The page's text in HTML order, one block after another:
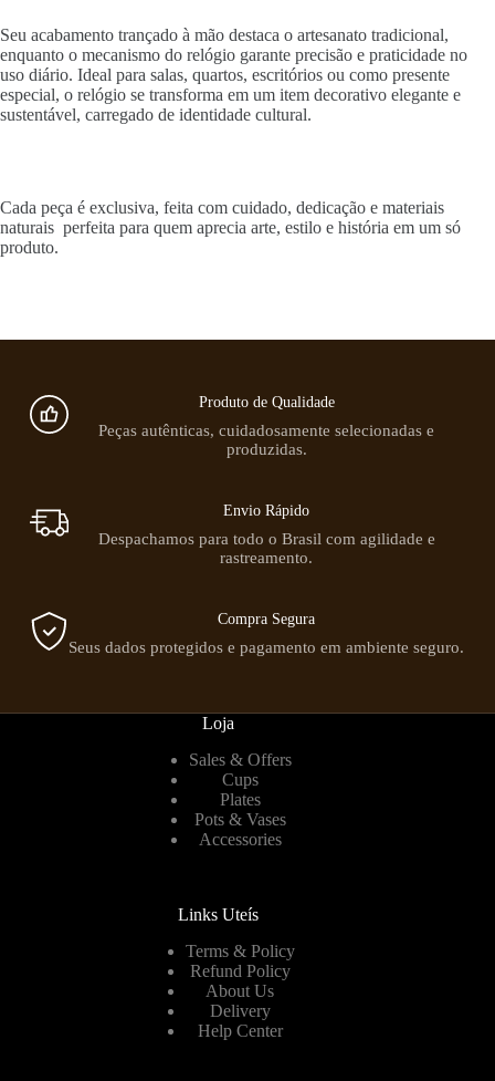
Seu acabamento trançado à mão destaca o artesanato tradicional,
enquanto o mecanismo do relógio garante precisão e praticidade no
uso diário. Ideal para salas, quartos, escritórios ou como presente
especial, o relógio se transforma em um item decorativo elegante e
sustentável, carregado de identidade cultural.
Cada peça é exclusiva, feita com cuidado, dedicação e materiais
naturais perfeita para quem aprecia arte, estilo e história em um só
produto.
Produto de Qualidade
Peças autênticas, cuidadosamente selecionadas e
produzidas.
Envio Rápido
Despachamos para todo o Brasil com agilidade e
rastreamento.
Compra Segura
Seus dados protegidos e pagamento em ambiente seguro.
Loja
Sales & Offers
Cups
Plates
Pots & Vases
Accessories
Links Uteís
Terms & Policy
Refund Policy
About Us
Delivery
Help Center